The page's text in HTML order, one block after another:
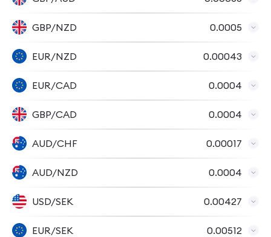
GBP/NZD 0.0005
EUR/NZD 0.00043
EUR/CAD 0.0004
GBP/CAD 0.0004
AUD/CHF 0.00017
AUD/NZD 0.0004
USD/SEK 0.00427
EUR/SEK 0.00512